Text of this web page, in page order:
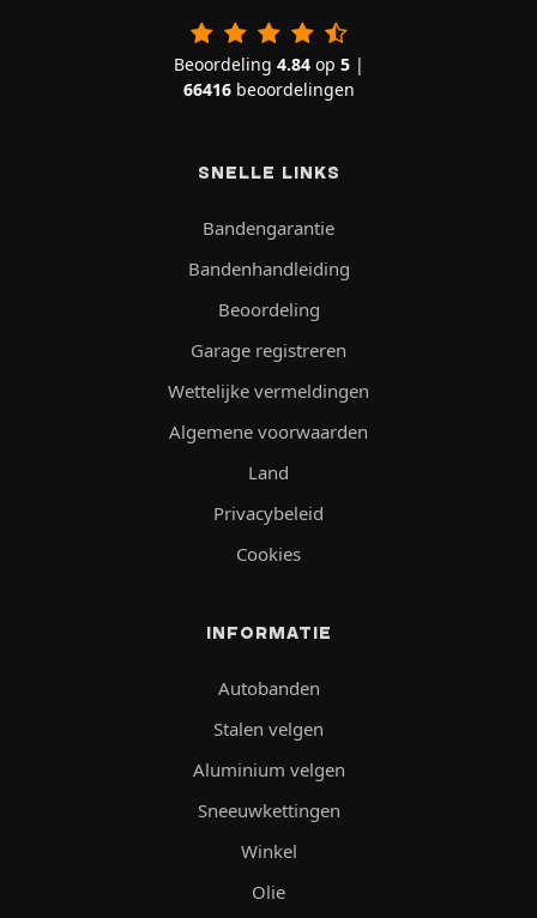
Beoordeling 4.84op 5|
66416beoordelingen
SNELLE LINKS
Bandengarantie
Bandenhandleiding
Beoordeling
Garage registreren
Wettelijke vermeldingen
Algemene voorwaarden
Land
Privacybeleid
Cookies
INFORMATIE
Autobanden
Stalen velgen
Aluminium velgen
Sneeuwkettingen
Winkel
Olie